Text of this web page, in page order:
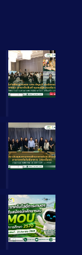
Long
Long
Long